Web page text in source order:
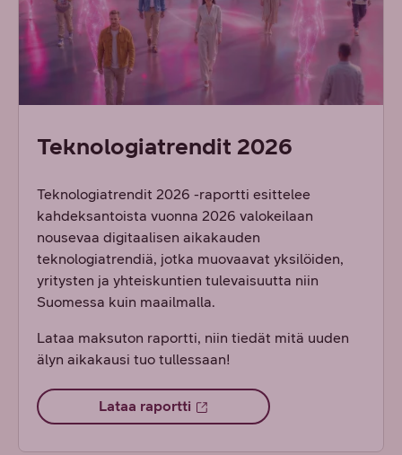
Teknologiatrendit 2026
Teknologiatrendit 2026 -raportti esittelee
kahdeksantoista vuonna 2026 valokeilaan
nousevaa digitaalisen aikakauden
teknologiatrendiä, jotka muovaavat yksilöiden,
yritysten ja yhteiskuntien tulevaisuutta niin
Suomessa kuin maailmalla.
Lataa maksuton raportti, niin tiedät mitä uuden
älyn aikakausi tuo tullessaan!
Lataa raportti